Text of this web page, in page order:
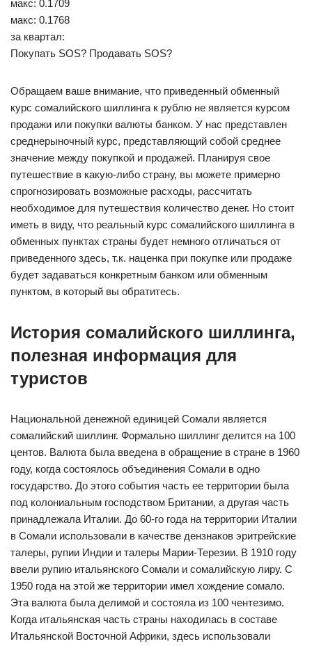
макс: 0.1709
макс: 0.1768
за квартал:
Покупать SOS? Продавать SOS?
Обращаем ваше внимание, что приведенный обменный
курс сомалийского шиллинга к рублю не является курсом
продажи или покупки валюты банком. У нас представлен
среднерыночный курс, представляющий собой среднее
значение между покупкой и продажей. Планируя свое
путешествие в какую-либо страну, вы можете примерно
спрогнозировать возможные расходы, рассчитать
необходимое для путешествия количество денег. Но стоит
иметь в виду, что реальный курс сомалийского шиллинга в
обменных пунктах страны будет немного отличаться от
приведенного здесь, т.к. наценка при покупке или продаже
будет задаваться конкретным банком или обменным
пунктом, в который вы обратитесь.
История сомалийского шиллинга,
полезная информация для
туристов
Национальной денежной единицей Сомали является
сомалийский шиллинг. Формально шиллинг делится на 100
центов. Валюта была введена в обращение в стране в 1960
году, когда состоялось объединения Сомали в одно
государство. До этого события часть ее территории была
под колониальным господством Британии, а другая часть
принадлежала Италии. До 60-го года на территории Италии
в Сомали использовали в качестве дензнаков эритрейские
талеры, рупии Индии и талеры Марии-Терезии. В 1910 году
ввели рупию итальянского Сомали и сомалийскую лиру. С
1950 года на этой же территории имел хождение сомало.
Эта валюта была делимой и состояла из 100 чентезимо.
Когда итальянская часть страны находилась в составе
Итальянской Восточной Африки, здесь использовали